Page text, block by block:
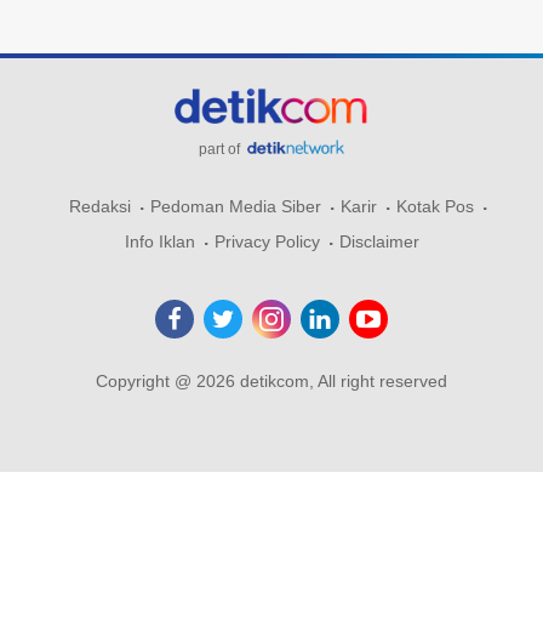
part of
Redaksi Pedoman Media Siber Karir
Kotak Pos
Info Iklan
Privacy Policy Disclaimer
Copyright @ 2026 detikcom, All right reserved